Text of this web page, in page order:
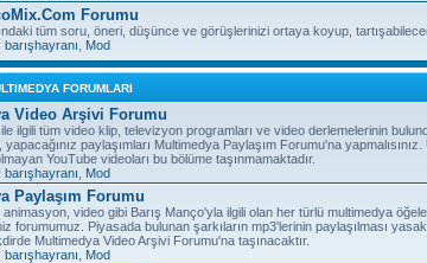
Forumu
tüm soru, öneri, düşünce ve görüşlerinizi ortaya koyup,
barışhayranı Mod
FORUMLARI
Video Arşivi Forumu
ilgili tüm video klip, televizyon programları ve video derlemelerinin
yapacağınız paylaşımları Multimedya Paylaşım Forumu'na
YouTube videoları bu bölüme taşınmamaktadır.
barışhayranı Mod
Paylaşım Forumu
animasyon, video gibi Barış Manço'yla ilgili olan her türlü multimedya
forumumuz. Piyasada bulunan şarkıların mp3'lerinin paylaşılması
Multimedya Video Arşivi Forumu'na taşınacaktır.
barışhayranı Mod